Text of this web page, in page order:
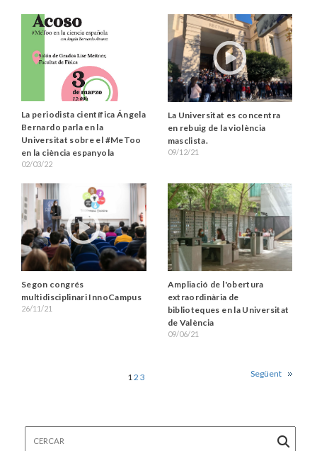
La periodista científica Ángela
Bernardo parla en la
Universitat sobre el #MeToo
en la ciència espanyola
02/03/22
La Universitat es concentra
en rebuig de la violència
masclista.
09/12/21
Segon congrés
multidisciplinari InnoCampus
26/11/21
Ampliació de l'obertura
extraordinària de
biblioteques en la Universitat
de València
09/06/21
1 2 3 Següent